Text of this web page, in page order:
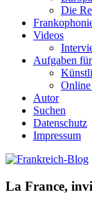
Die
Videos
Aufgaben
Online
Autor
Suchen
Datenschutz
Impressum
La France,